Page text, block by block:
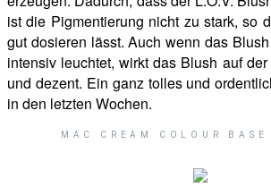
ist die Pigmentierung nicht zu stark, so
gut dosieren lässt. Auch wenn das
intensiv leuchtet, wirkt das Blush auf
und dezent. Ein ganz tolles und
in den letzten Wochen.
MAC CREAM COLOUR